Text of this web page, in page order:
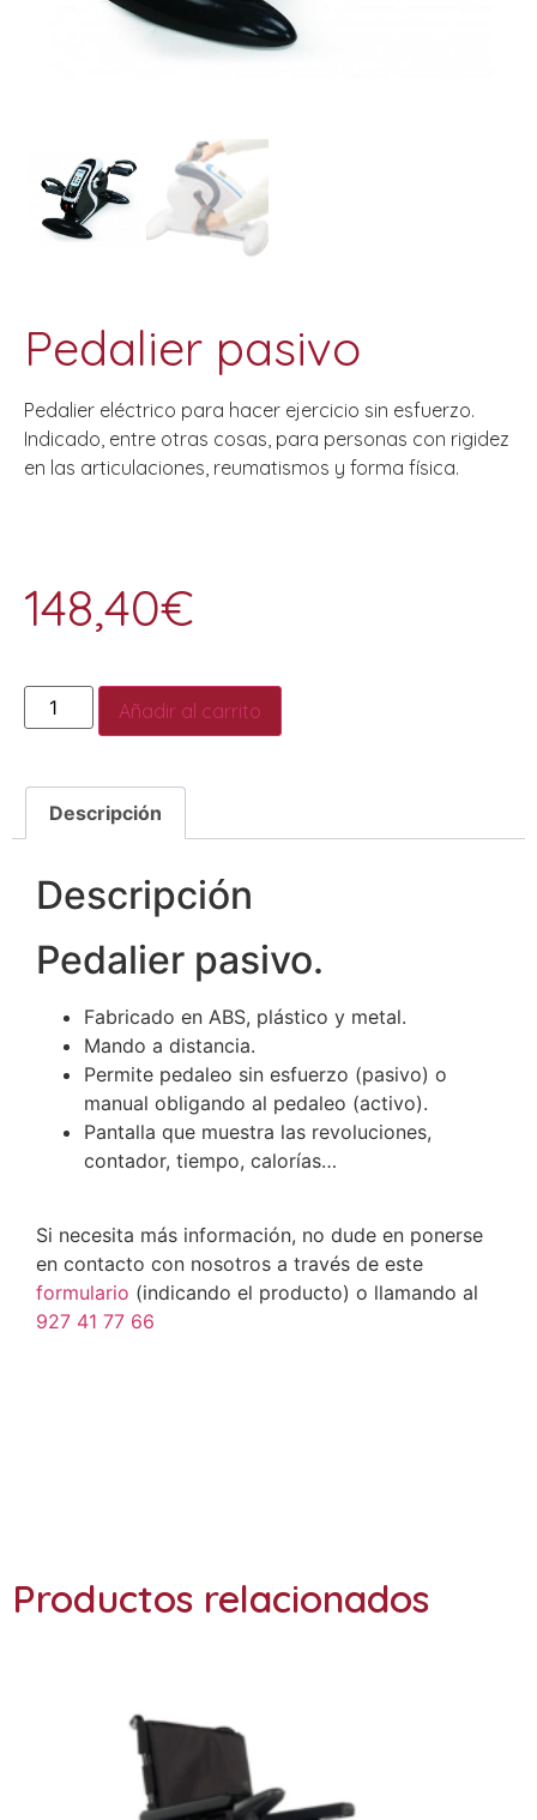
Pedalier pasivo
Pedalier eléctrico para hacer ejercicio sin esfuerzo.
Indicado, entre otras cosas, para personas con rigidez
en las articulaciones, reumatismos y forma física.
148,40€
Añadir al carrito
Descripción
Descripción
Pedalier pasivo.
Fabricado en ABS, plástico y metal.
Mando a distancia.
Permite pedaleo sin esfuerzo (pasivo) o
manual obligando al pedaleo (activo).
Pantalla que muestra las revoluciones,
contador, tiempo, calorías…
Si necesita más información, no dude en ponerse
en contacto con nosotros a través de este
formulario (indicando el producto) o llamando al
927 41 77 66
Productos relacionados